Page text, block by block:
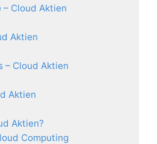
Cloud Aktien
Aktien
– Cloud Aktien
Aktien
Aktien?
Computing